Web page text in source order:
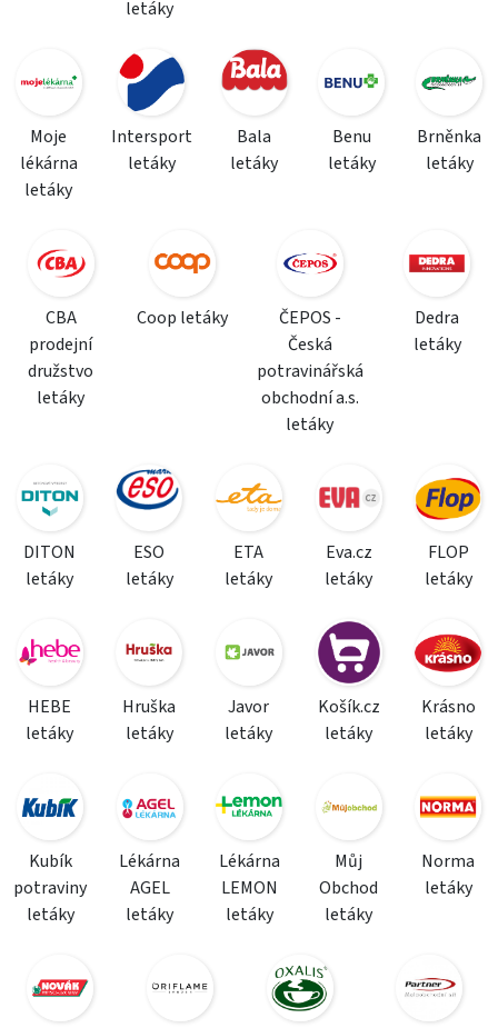
letáky
Moje
lékárna
letáky
Intersport
letáky
Bala
letáky
Benu
letáky
Brněnka
letáky
CBA
prodejní
družstvo
letáky
Coop letáky
ČEPOS -
Česká
potravinářská
obchodní a.s.
letáky
Dedra
letáky
DITON
letáky
ESO
letáky
ETA
letáky
Eva.cz
letáky
FLOP
letáky
HEBE
letáky
Hruška
letáky
Javor
letáky
Košík.cz
letáky
Krásno
letáky
Kubík
potraviny
letáky
Lékárna
AGEL
letáky
Lékárna
LEMON
letáky
Můj
Obchod
letáky
Norma
letáky